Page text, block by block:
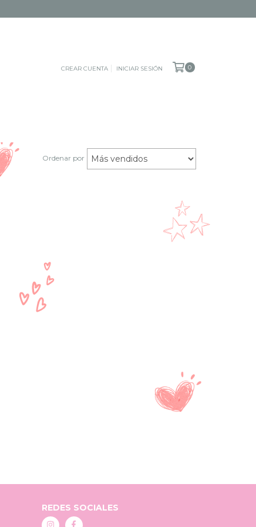
CREAR CUENTA INICIAR SESIÓN 0
Ordenar por
REDES SOCIALES